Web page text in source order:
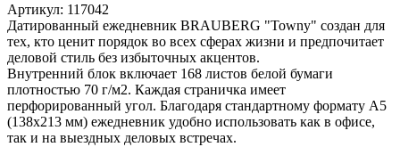
Артикул: 117042
Датированный ежедневник BRAUBERG "Towny" создан для
тех, кто ценит порядок во всех сферах жизни и предпочитает
деловой стиль без избыточных акцентов.
Внутренний блок включает 168 листов белой бумаги
плотностью 70 г/м2. Каждая страничка имеет
перфорированный угол. Благодаря стандартному формату А5
(138х213 мм) ежедневник удобно использовать как в офисе,
так и на выездных деловых встречах.